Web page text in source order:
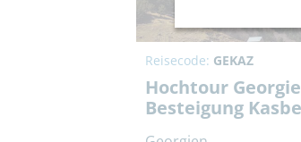
Reisecode: GEKAZ
Hochtour
Besteigung